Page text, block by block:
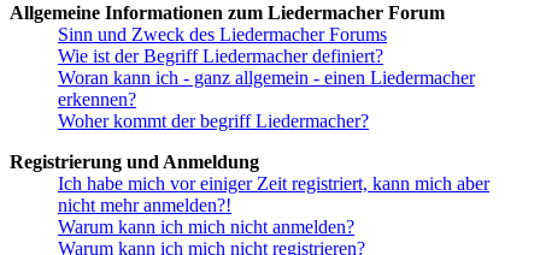
Allgemeine Informationen zum Liedermacher Forum
Sinn und Zweck des Liedermacher Forums
Wie ist der Begriff Liedermacher definiert?
Woran kann ich - ganz allgemein - einen Liedermacher
erkennen?
Woher kommt der begriff Liedermacher?
Registrierung und Anmeldung
Ich habe mich vor einiger Zeit registriert, kann mich aber
nicht mehr anmelden?!
Warum kann ich mich nicht anmelden?
Warum kann ich mich nicht registrieren?